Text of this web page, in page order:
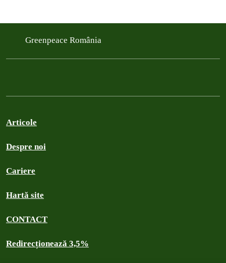
Greenpeace România
Articole
Despre noi
Cariere
Hartă site
CONTACT
Redirecționează 3,5%